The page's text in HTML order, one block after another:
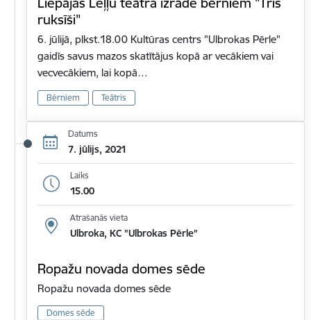
ruksīši"
6. jūlijā, plkst.18.00 Kultūras centrs "Ulbrokas Pērle"
gaidīs savus mazos skatītājus kopā ar vecākiem vai
vecvecākiem, lai kopā…
Bērniem Teātris
Datums
7. jūlijs, 2021
Laiks
15.00
Atrašanās vieta
Ulbroka, KC "Ulbrokas Pērle"
Ropažu novada domes sēde
Ropažu novada domes sēde
Domes sēde